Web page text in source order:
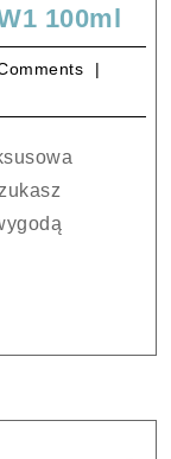
100ml
Do